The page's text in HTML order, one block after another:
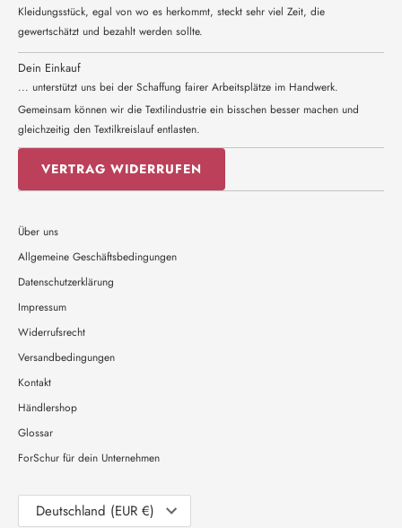
Kleidungsstück, egal von wo es herkommt, steckt sehr viel Zeit, die
gewertschätzt und bezahlt werden sollte.
Dein Einkauf
... unterstützt uns bei der Schaffung fairer Arbeitsplätze im Handwerk.
Gemeinsam können wir die Textilindustrie ein bisschen besser machen und
gleichzeitig den Textilkreislauf entlasten.
VERTRAG WIDERRUFEN
Über uns
Allgemeine Geschäftsbedingungen
Datenschutzerklärung
Impressum
Widerrufsrecht
Versandbedingungen
Kontakt
Händlershop
Glossar
ForSchur für dein Unternehmen
WährungDeutschland (EUR €)